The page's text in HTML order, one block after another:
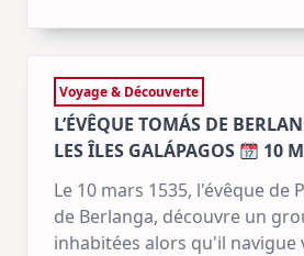
Voyage & Découverte
L’ÉVÊQUE TOMÁS DE
LES ÎLES GALÁPAGOS
10
Le 10 mars 1535, l'évêque de
de Berlanga, découvre un
inhabitées alors qu'il navigue